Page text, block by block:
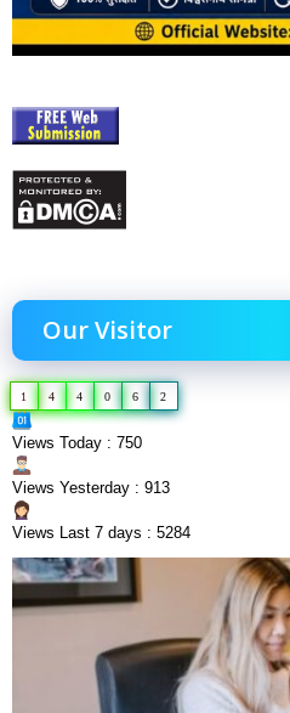
Our Visitor
1 4 4 0 6 2
Views Today : 750
Views Yesterday : 913
Views Last 7 days : 5284